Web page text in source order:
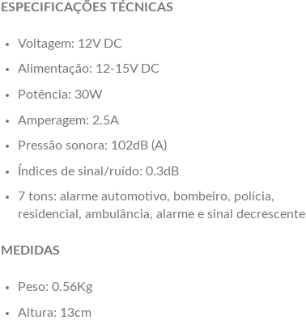
ESPECIFICAÇÕES TÉCNICAS
Voltagem: 12V DC
Alimentação: 12-15V DC
Potência: 30W
Amperagem: 2.5A
Pressão sonora: 102dB (A)
Índices de sinal/ruído: 0.3dB
7 tons: alarme automotivo, bombeiro, polícia,
residencial, ambulância, alarme e sinal decrescente
MEDIDAS
Peso: 0.56Kg
Altura: 13cm